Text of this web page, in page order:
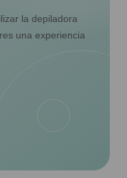
la depiladora
una experiencia